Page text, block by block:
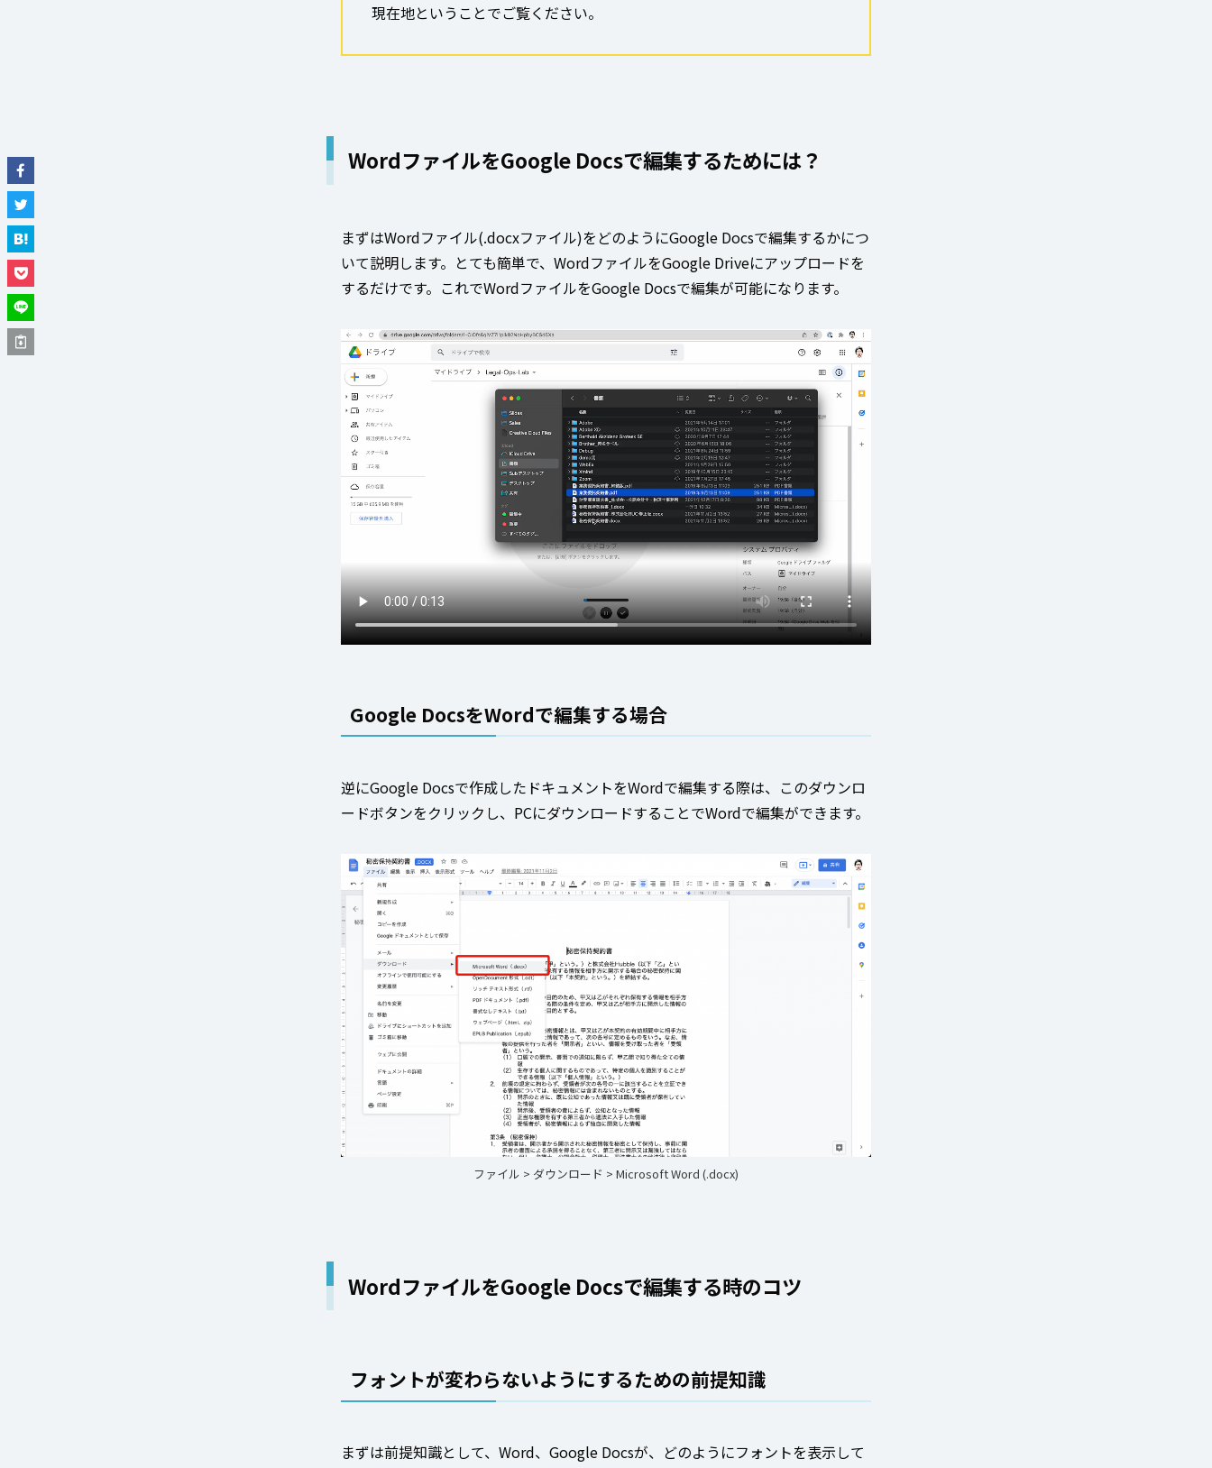
現在地ということでご覧ください。
WordファイルをGoogle Docsで編集するためには？
まずはWordファイル(.docxファイル)をどのようにGoogle Docsで編集するかにつ
いて説明します。とても簡単で、WordファイルをGoogle Driveにアップロードを
するだけです。これでWordファイルをGoogle Docsで編集が可能になります。
Google DocsをWordで編集する場合
逆にGoogle Docsで作成したドキュメントをWordで編集する際は、このダウンロ
ードボタンをクリックし、PCにダウンロードすることでWordで編集ができます。
ファイル > ダウンロード > Microsoft Word (.docx)
WordファイルをGoogle Docsで編集する時のコツ
フォントが変わらないようにするための前提知識
まずは前提知識として、Word、Google Docsが、どのようにフォントを表示して